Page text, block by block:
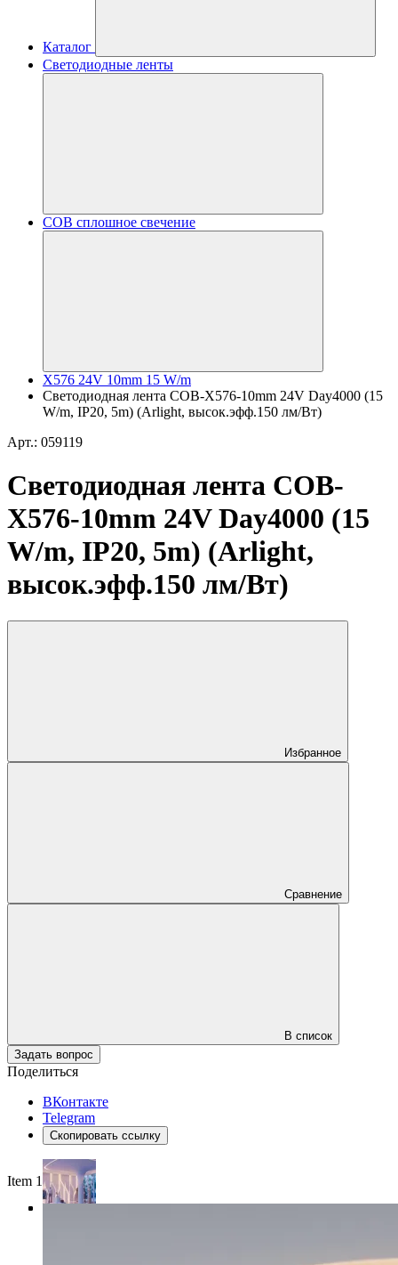
Каталог
Светодиодные ленты
COB сплошное свечение
X576 24V 10mm 15 W/m
Светодиодная лента COB-X576-10mm 24V Day4000 (15
W/m, IP20, 5m) (Arlight, высок.эфф.150 лм/Вт)
Арт.: 059119
Светодиодная лента COB-
X576-10mm 24V Day4000 (15
W/m, IP20, 5m) (Arlight,
высок.эфф.150 лм/Вт)
Избранное
Сравнение
В список
Задать вопрос
Поделиться
ВКонтакте
Telegram
Скопировать ссылку
Item 1 of 4